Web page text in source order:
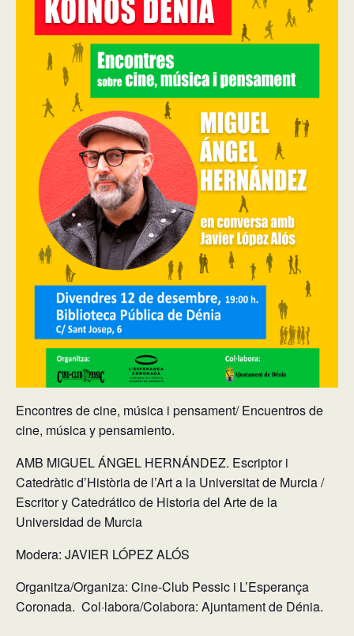
Encontres de cine, música i pensament/ Encuentros de
cine, música y pensamiento.
AMB MIGUEL ÁNGEL HERNÁNDEZ. Escriptor i
Catedràtic d’Història de l’Art a la Universitat de Murcia /
Escritor y Catedrático de Historia del Arte de la
Universidad de Murcia
Modera: JAVIER LÓPEZ ALÓS
Organitza/Organiza: Cine-Club Pessic i L’Esperança
Coronada. Col·labora/Colabora: Ajuntament de Dénia.